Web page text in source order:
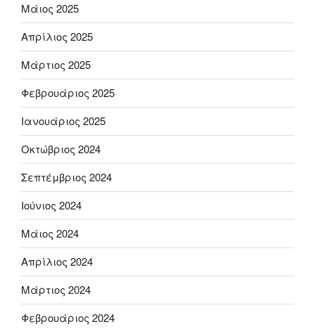
Μάιος 2025
Απρίλιος 2025
Μάρτιος 2025
Φεβρουάριος 2025
Ιανουάριος 2025
Οκτώβριος 2024
Σεπτέμβριος 2024
Ιούνιος 2024
Μάιος 2024
Απρίλιος 2024
Μάρτιος 2024
Φεβρουάριος 2024